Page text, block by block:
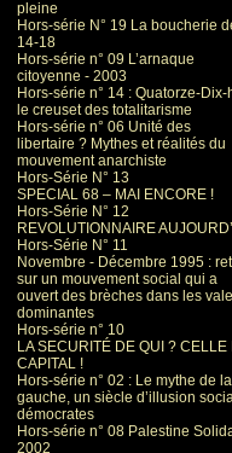
pleine
Hors-série N° 19 La boucherie
14-18
Hors-série n° 09 L’arnaque
citoyenne - 2003
Hors-série n° 14 : Quatorze-Dix-
le creuset des totalitarisme
Hors-série n° 06 Unité des
libertaire ? Mythes et réalités du
mouvement anarchiste
Hors-Série N° 13
SPECIAL 68 – MAI ENCORE !
Hors-Série N° 12
REVOLUTIONNAIRE
Hors-Série N° 11
Novembre - Décembre 1995 :
sur un mouvement social qui a
ouvert des brèches dans les
dominantes
Hors-série n° 10
LA SECURITÉ DE QUI ? CELLE
CAPITAL !
Hors-série n° 02 : Le mythe de la
gauche, un siècle d’illusion
démocrates
Hors-série n° 08 Palestine
2002